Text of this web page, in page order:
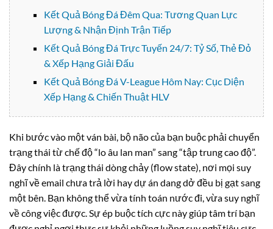
Kết Quả Bóng Đá Đêm Qua: Tương Quan Lực
Lượng & Nhận Định Trận Tiếp
Kết Quả Bóng Đá Trực Tuyến 24/7: Tỷ Số, Thẻ Đỏ
& Xếp Hạng Giải Đấu
Kết Quả Bóng Đá V-League Hôm Nay: Cục Diện
Xếp Hạng & Chiến Thuật HLV
Khi bước vào một ván bài, bộ não của bạn buộc phải chuyển
trạng thái từ chế độ “lo âu lan man” sang “tập trung cao độ”.
Đây chính là trạng thái dòng chảy (flow state), nơi mọi suy
nghĩ về email chưa trả lời hay dự án dang dở đều bị gạt sang
một bên. Bạn không thể vừa tính toán nước đi, vừa suy nghĩ
về công việc được. Sự ép buộc tích cực này giúp tâm trí bạn